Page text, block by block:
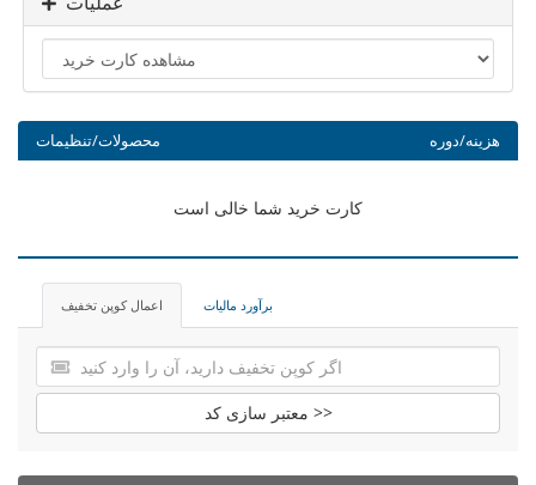
محصولات/تنظیمات هزینه/دوره
کارت خرید شما خالی است
اعمال کوپن تخفیف برآورد مالیات
معتبر سازی کد >>